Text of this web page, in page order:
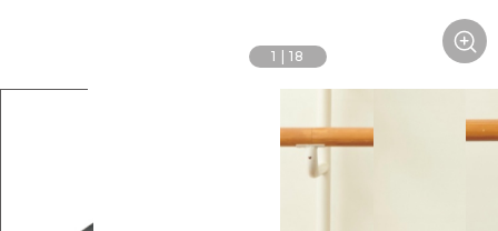
1 |18